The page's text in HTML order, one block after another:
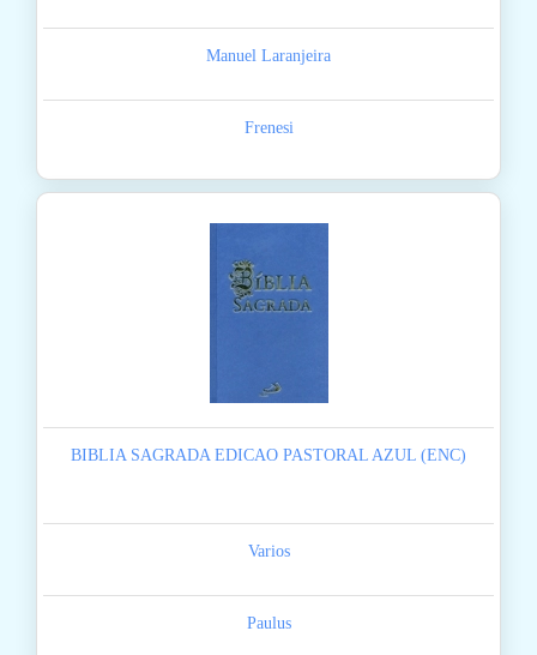
Manuel Laranjeira
Frenesi
BIBLIA SAGRADA EDICAO PASTORAL AZUL (ENC)
Varios
Paulus